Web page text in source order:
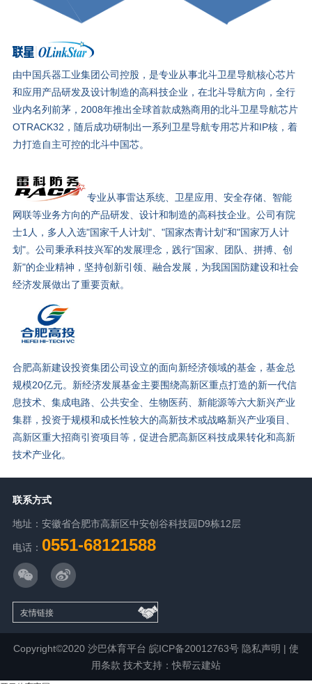
由中国兵器工业集团公司控股，是专业从事北斗卫星导航核心芯片
和应用产品研发及设计制造的高科技企业，在北斗导航方向，全行
业内名列前茅，2008年推出全球首款成熟商用的北斗卫星导航芯片
OTRACK32，随后成功研制出一系列卫星导航专用芯片和IP核，着
力打造自主可控的北斗中国芯。
专业从事雷达系统、卫星应用、安全存储、智能
网联等业务方向的产品研发、设计和制造的高科技企业。公司有院
士1人，多人入选"国家千人计划"、"国家杰青计划"和"国家万人计
划"。公司秉承科技兴军的发展理念，践行"国家、团队、拼搏、创
新"的企业精神，坚持创新引领、融合发展，为我国国防建设和社会
经济发展做出了重要贡献。
合肥高新建设投资集团公司设立的面向新经济领域的基金，基金总
规模20亿元。新经济发展基金主要围绕高新区重点打造的新一代信
息技术、集成电路、公共安全、生物医药、新能源等六大新兴产业
集群，投资于规模和成长性较大的高新技术或战略新兴产业项目、
高新区重大招商引资项目等，促进合肥高新区科技成果转化和高新
技术产业化。
联系方式
地址：安徽省合肥市高新区中安创谷科技园D9栋12层
电话： 0551-68121588
Copyright©2020 沙巴体育平台 皖ICP备20012763号 隐私声明 | 使
用条款 技术支持：快帮云建站